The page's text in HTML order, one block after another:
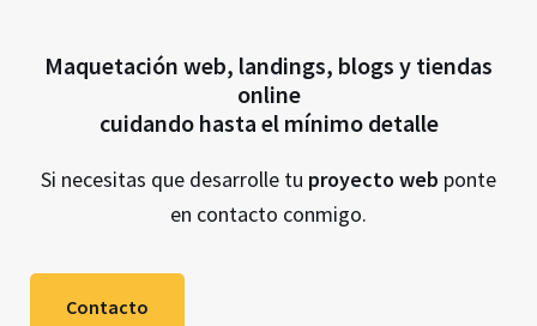
Maquetación web, landings, blogs y tiendas
online
cuidando hasta el mínimo detalle
Si necesitas que desarrolle tu proyecto web ponte
en contacto conmigo.
Contacto